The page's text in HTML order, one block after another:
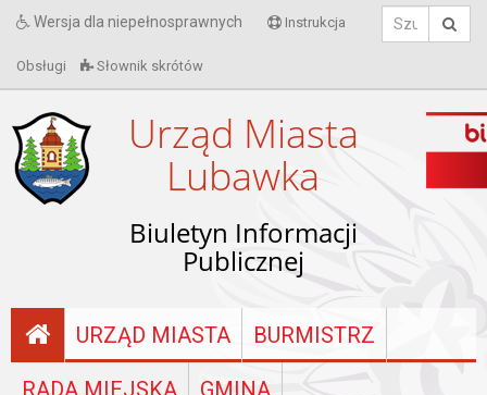
Wersja dla niepełnosprawnych Instrukcja
Obsługi Słownik skrótów
Urząd Miasta
Lubawka
Biuletyn Informacji
Publicznej
URZĄD MIASTA BURMISTRZ
RADA MIEJSKA GMINA